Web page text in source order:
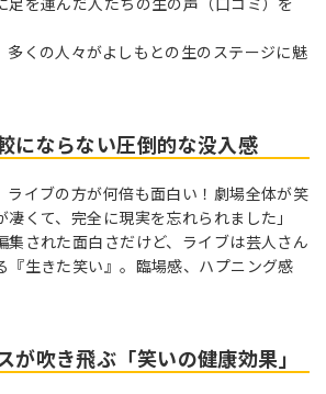
多くの人々がよしもとの生のステージに魅
にならない圧倒的な没入感
ライブの方が何倍も面白い！劇場全体が笑
くて、完全に現実を忘れられました」
集された面白さだけど、ライブは芸人さん
『生きた笑い』。臨場感、ハプニング感
が吹き飛ぶ「笑いの健康効果」